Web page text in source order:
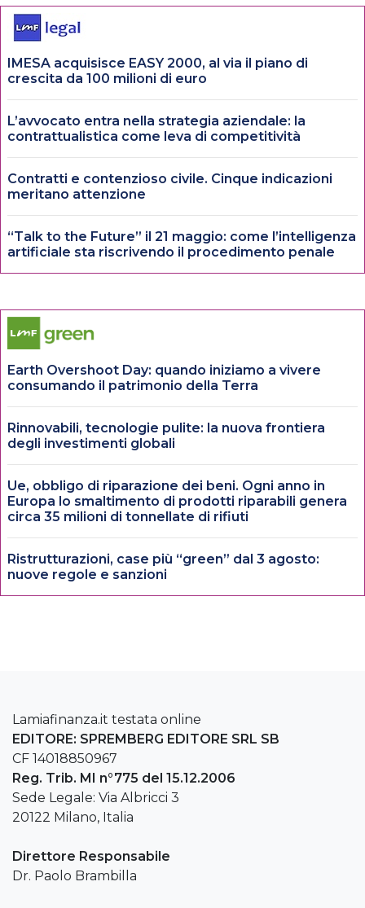
IMESA acquisisce EASY 2000, al via il piano di
crescita da 100 milioni di euro
L’avvocato entra nella strategia aziendale: la
contrattualistica come leva di competitività
Contratti e contenzioso civile. Cinque indicazioni
meritano attenzione
“Talk to the Future” il 21 maggio: come l’intelligenza
artificiale sta riscrivendo il procedimento penale
Earth Overshoot Day: quando iniziamo a vivere
consumando il patrimonio della Terra
Rinnovabili, tecnologie pulite: la nuova frontiera
degli investimenti globali
Ue, obbligo di riparazione dei beni. Ogni anno in
Europa lo smaltimento di prodotti riparabili genera
circa 35 milioni di tonnellate di rifiuti
Ristrutturazioni, case più “green” dal 3 agosto:
nuove regole e sanzioni
Lamiafinanza.it testata online
EDITORE: SPREMBERG EDITORE SRL SB
CF 14018850967
Reg. Trib. MI n°775 del 15.12.2006
Sede Legale: Via Albricci 3
20122 Milano, Italia
Direttore Responsabile
Dr. Paolo Brambilla